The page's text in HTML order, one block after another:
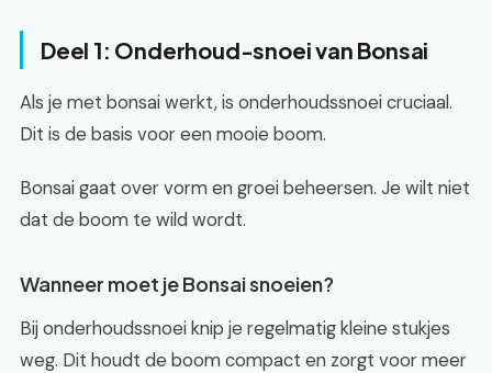
Deel 1: Onderhoud-snoei van Bonsai
Als je met bonsai werkt, is onderhoudssnoei cruciaal.
Dit is de basis voor een mooie boom.
Bonsai gaat over vorm en groei beheersen. Je wilt niet
dat de boom te wild wordt.
Wanneer moet je Bonsai snoeien?
Bij onderhoudssnoei knip je regelmatig kleine stukjes
weg. Dit houdt de boom compact en zorgt voor meer